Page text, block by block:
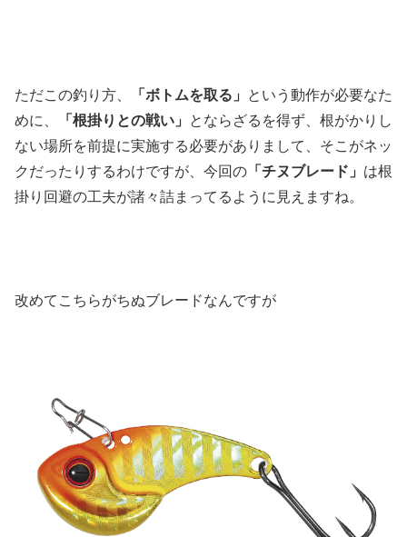
ただこの釣り方、 「ボトムを取る」
という動作が必要なた
めに、
「根掛りとの戦い」
とならざるを得ず、根がかりし
ない場所を前提に実施する必要がありまして、そこがネッ
クだったりするわけですが、今回の 「チヌブレード」 は根
掛り回避の工夫が諸々詰まってるように見えますね。
改めてこちらがちぬブレードなんですが